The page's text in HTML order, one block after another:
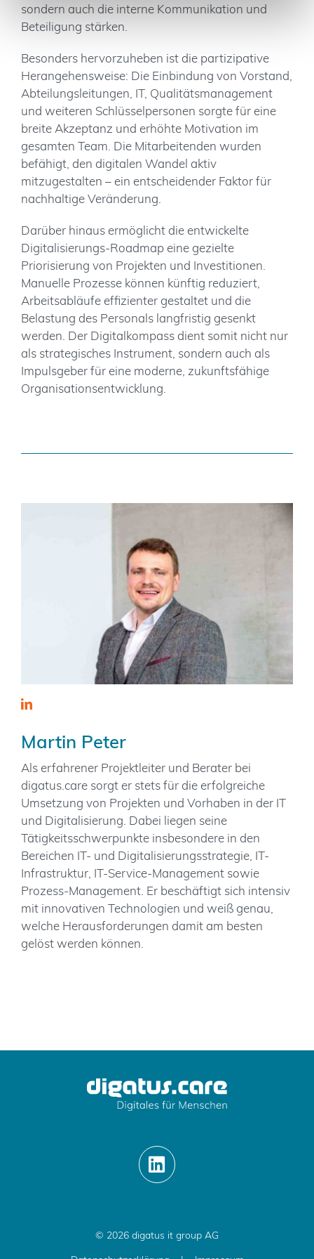
sondern auch die interne Kommunikation und
Beteiligung stärken.
Besonders hervorzuheben ist die partizipative
Herangehensweise: Die Einbindung von Vorstand,
Abteilungsleitungen, IT, Qualitätsmanagement
und weiteren Schlüsselpersonen sorgte für eine
breite Akzeptanz und erhöhte Motivation im
gesamten Team. Die Mitarbeitenden wurden
befähigt, den digitalen Wandel aktiv
mitzugestalten – ein entscheidender Faktor für
nachhaltige Veränderung.
Darüber hinaus ermöglicht die entwickelte
Digitalisierungs-Roadmap eine gezielte
Priorisierung von Projekten und Investitionen.
Manuelle Prozesse können künftig reduziert,
Arbeitsabläufe effizienter gestaltet und die
Belastung des Personals langfristig gesenkt
werden. Der Digitalkompass dient somit nicht nur
als strategisches Instrument, sondern auch als
Impulsgeber für eine moderne, zukunftsfähige
Organisationsentwicklung.
Martin Peter
Als erfahrener Projektleiter und Berater bei
digatus.care sorgt er stets für die erfolgreiche
Umsetzung von Projekten und Vorhaben in der IT
und Digitalisierung. Dabei liegen seine
Tätigkeitsschwerpunkte insbesondere in den
Bereichen IT- und Digitalisierungsstrategie, IT-
Infrastruktur, IT-Service-Management sowie
Prozess-Management. Er beschäftigt sich intensiv
mit innovativen Technologien und weiß genau,
welche Herausforderungen damit am besten
gelöst werden können.
© 2026 digatus it group AG